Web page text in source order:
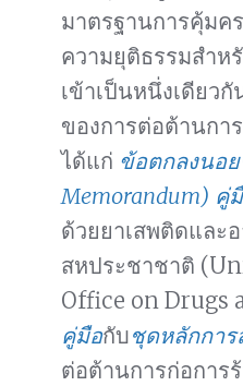
มาตรฐานการคุ้มค
ความยุติธรรมสำห
เข้าเป็นหนึ่งเดียว
ของการต่อต้านกา
ได้แก่ ข้อตกลงนอย
Memorandum) คู่
ด้วยยาเสพติดและ
สหประชาชาติ
Office on Drugs
คู่มือกับชุดหลักกา
ต่อต้านการก่อการ